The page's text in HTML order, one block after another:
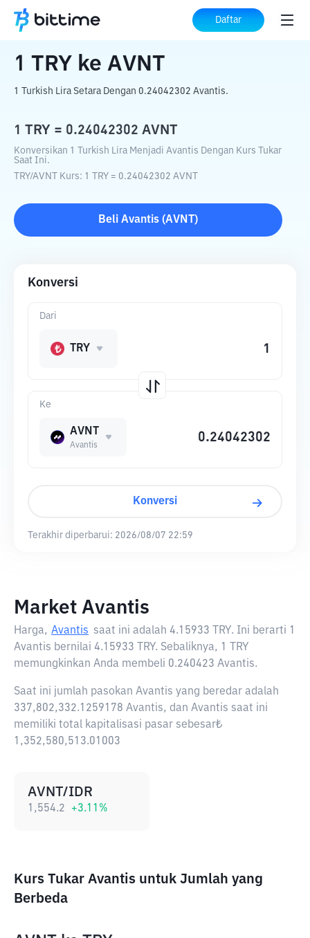
Daftar
Beranda Konverter Kripto ke AVNT
1 TRY ke AVNT
1 Turkish Lira Setara Dengan 0.24042302 Avantis.
1 TRY = 0.24042302 AVNT
Konversikan 1 Turkish Lira Menjadi Avantis Dengan Kurs Tukar
Saat Ini.
TRY/AVNT Kurs: 1 TRY = 0.24042302 AVNT
Beli Avantis (AVNT )
Konversi
Ke
AVNT
Avantis
Dari
TRY
Konversi
Terakhir diperbarui: 2026/08/07 22:59
Market Avantis
Harga, Avantis saat ini adalah 4.15933 TRY. Ini berarti 1
Avantis bernilai 4.15933 TRY. Sebaliknya, 1 TRY
memungkinkan Anda membeli 0.240423 Avantis.
Saat ini jumlah pasokan Avantis yang beredar adalah
337,802,332.1259178 Avantis, dan Avantis saat ini
memiliki total kapitalisasi pasar sebesar₺
1,352,580,513.01003
AVNT/IDR
1,554.2 +3.11 %
Kurs Tukar Avantis untuk Jumlah yang
Berbeda